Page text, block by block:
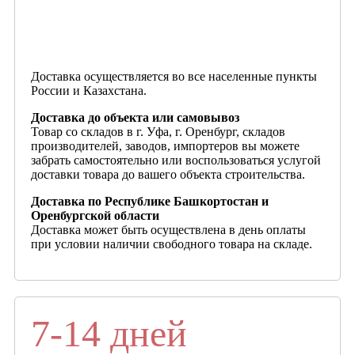
Доставка осуществляется во все населенные пункты
России и Казахстана.
Доставка до объекта или самовывоз
Товар со складов в г. Уфа, г. Оренбург, складов
производителей, заводов, импортеров вы можете
забрать самостоятельно или воспользоваться услугой
доставки товара до вашего объекта строительства.
Доставка по Республике Башкортостан и
Оренбургской области
Доставка может быть осуществлена в день оплаты
при условии наличии свободного товара на складе.
7-14 дней